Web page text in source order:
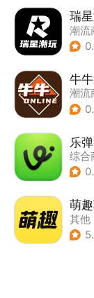
瑞
潮流
牛
潮流
乐
综合
萌
其他